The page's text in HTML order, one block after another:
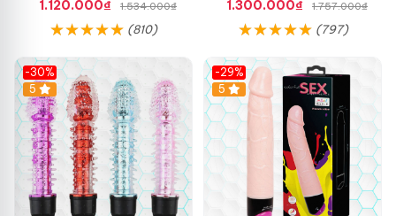
1.120.000₫ 1.534.000₫
(810)
1.300.000₫ 1.757.000₫
(797)
-30%
Hot
5
-29%
Hot
5